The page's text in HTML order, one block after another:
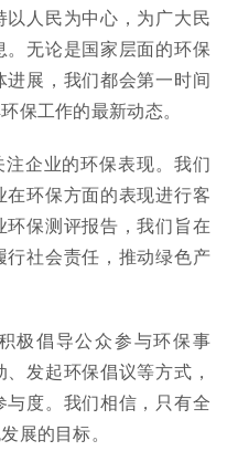
人民为中心，为广大民
无论是国家层面的环保
展，我们都会第一时间
保工作的最新动态。
企业的环保表现。我们
环保方面的表现进行客
保测评报告，我们旨在
社会责任，推动绿色产
极倡导公众参与环保事
发起环保倡议等方式，
度。我们相信，只有全
展的目标。